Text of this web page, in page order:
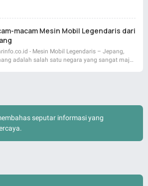
macam Mesin Mobil Legendaris dari
- Mesin Mobil Legendaris – Jepang,
adalah salah satu negara yang sangat maj…
seputar informasi yang